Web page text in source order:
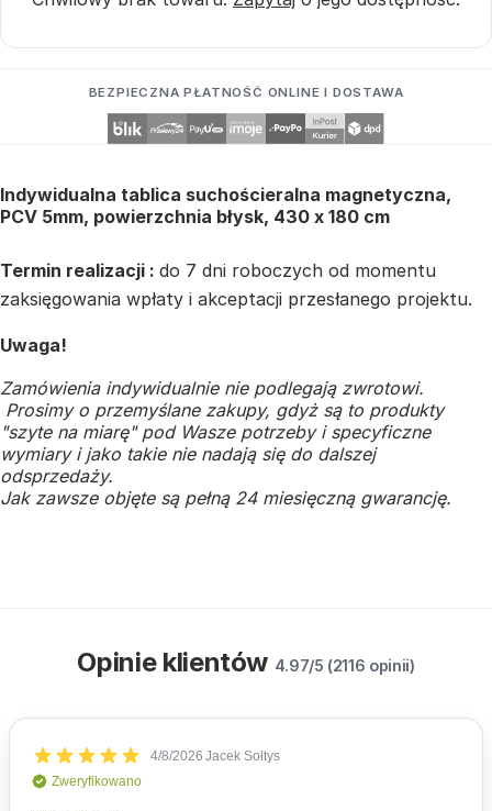
BEZPIECZNA PŁATNOŚĆ ONLINE I DOSTAWA
Indywidualna tablica suchościeralna magnetyczna,
PCV 5mm, powierzchnia błysk, 430 x 180 cm
Termin realizacji : do 7 dni roboczych od momentu
zaksięgowania wpłaty i akceptacji przesłanego projektu.
Uwaga!
Zamówienia indywidualnie nie podlegają zwrotowi.
Prosimy o przemyślane zakupy, gdyż są to produkty
"szyte na miarę" pod Wasze potrzeby i specyficzne
wymiary i jako takie nie nadają się do dalszej
odsprzedaży.
Jak zawsze objęte są pełną 24 miesięczną gwarancję.
Opinie klientów 4.97/5 (2116 opinii)